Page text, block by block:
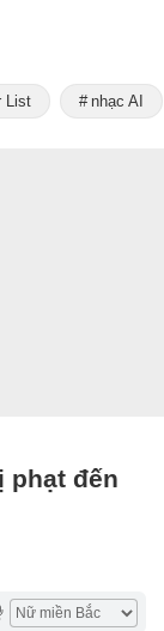
List nhạc AI
phạt đến